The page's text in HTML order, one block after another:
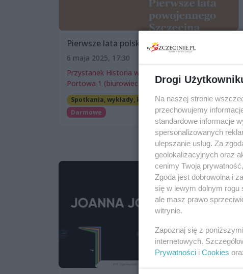
Pierwsze lata polskiego Szczecina
6 maja 2025, 17:30
Przystanek Historia w Szczecinie, Brama
Portowa 1 (biurowiec Posejdon)
Spotkania, wykłady, konferencje
Darmowe
Drogi
Na naszej stronie
przechowujemy
standardowe informacje
spersonalizowanych
ulepszanie usług. Za
geolokalizacyjnych oraz
cenimy Twoją
Zgoda jest dobrowolna i
się w lewym dolnym rogu
ale masz prawo
witrynie.
Zapoznaj się z
internetowych.
Prywatności i Cookies